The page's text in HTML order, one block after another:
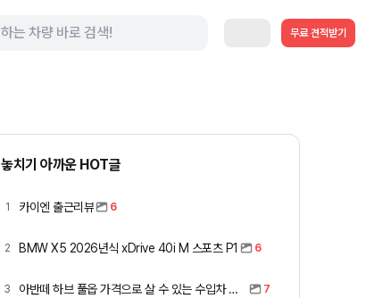
무료 견적받기
놓치기 아까운 HOT글
1 카이엔 출근리뷰 6
2 BMW X5 2026년식 xDrive 40i M 스포츠 P1 6
3 아반떼 하브 풀옵 가격으로 살 수 있는 수입차 모아봤습니다 (중고 포함) 7